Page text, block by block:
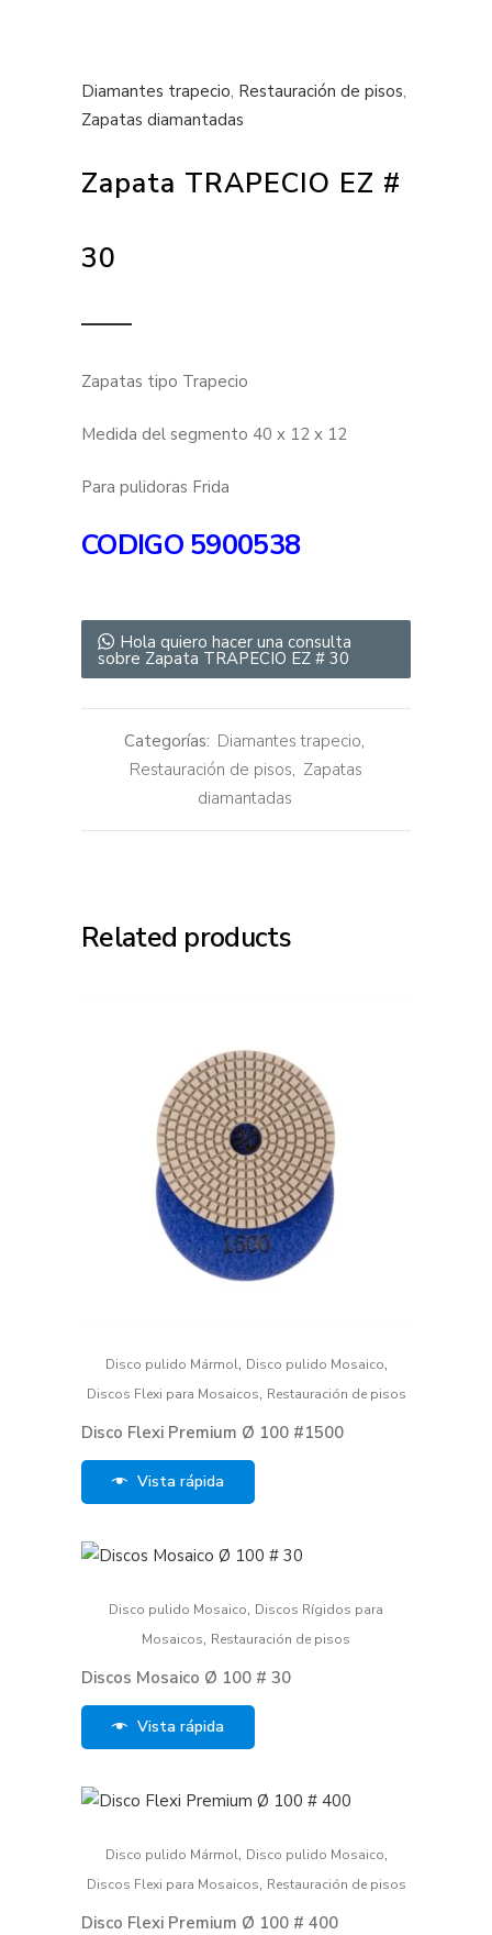
Diamantes trapecio, Restauración de pisos,
Zapatas diamantadas
Zapata TRAPECIO EZ #
30
Zapatas tipo Trapecio
Medida del segmento 40 x 12 x 12
Para pulidoras Frida
CODIGO 5900538
Hola quiero hacer una consulta
sobre Zapata TRAPECIO EZ # 30
Categorías: Diamantes trapecio,
Restauración de pisos, Zapatas
diamantadas
Related products
Disco pulido Mármol, Disco pulido Mosaico,
Discos Flexi para Mosaicos, Restauración de pisos
Disco Flexi Premium Ø 100 #1500
Vista rápida
Disco pulido Mosaico, Discos Rígidos para
Mosaicos, Restauración de pisos
Discos Mosaico Ø 100 # 30
Vista rápida
Disco pulido Mármol, Disco pulido Mosaico,
Discos Flexi para Mosaicos, Restauración de pisos
Disco Flexi Premium Ø 100 # 400